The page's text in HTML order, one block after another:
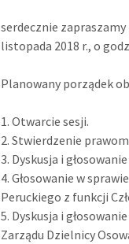
serdecznie zapraszamy
listopada 2018 r., o
Planowany porządek
1. Otwarcie sesji.
2. Stwierdzenie
3. Dyskusja i
4. Głosowanie w
Peruckiego z funkcji
5. Dyskusja i
Zarządu Dzielnicy